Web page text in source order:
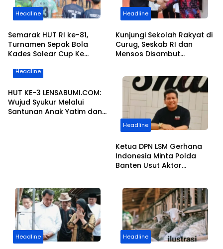
Headline
Semarak HUT RI ke-81,
Turnamen Sepak Bola
Kades Solear Cup Ke
Tim di Lapangan Pasir
Headline
Kunjungi Sekolah Rakyat di
Curug, Seskab RI dan
Mensos Disambut
Headline
HUT KE-3 LENSABUMI.COM:
Wujud Syukur Melalui
Santunan Anak Yatim dan
Headline
Ketua DPN LSM Gerhana
Indonesia Minta Polda
Banten Usut Aktor
Headline Headline